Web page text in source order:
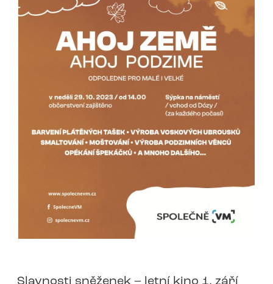
Slavnosti sněženek – letní kino 1. září